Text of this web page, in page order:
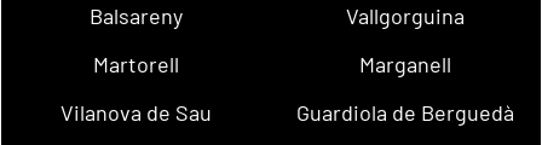
Balsareny
Vallgorguina
Martorell
Marganell
Vilanova de Sau
Guardiola de Berguedà